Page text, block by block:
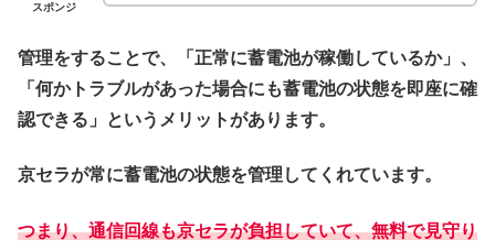
スポンジ
管理をすることで、 「正常に蓄電池が稼働しているか」 、
「何かトラブルがあった場合にも蓄電池の状態を即座に確
認できる」
というメリットがあります。
京セラが常に蓄電池の状態を管理してくれています。
つまり、通信回線も京セラが負担していて、無料で見守り